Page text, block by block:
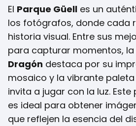
El Parque Güell es un
los fotógrafos, donde cada
historia visual. Entre sus
para capturar momentos, la
Dragón destaca por su
mosaico y la vibrante
invita a jugar con la luz.
es ideal para obtener
que reflejen la esencia del